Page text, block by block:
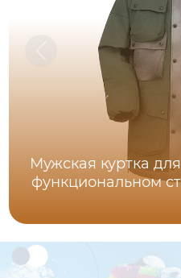
Мужская куртка
функциональном